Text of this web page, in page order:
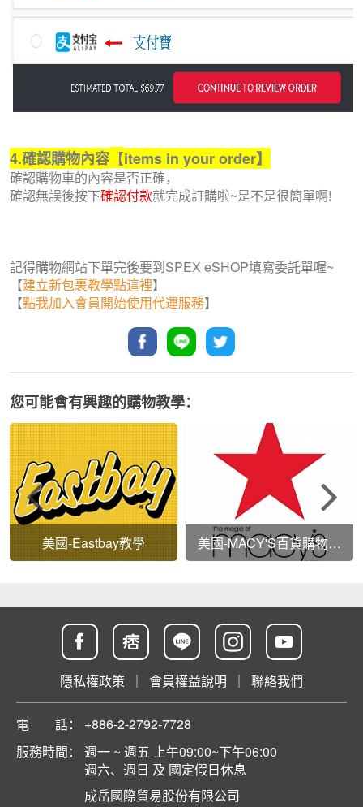
4.確認購物內容 【items in your order】
確認購物車的內容是否正確，
確認無誤後按下確認付款就完成訂購啦~是不是很簡單啊!
記得購物網站下單完後要到SPEX eSHOP填寫委託單喔~
【建立新包裹教學點這裡】
【點我加入會員開始使用代運服務】
您可能會有興趣的購物教學：
美國-Eastbay教學
美國-MACY'S百貨購物教
隱私權政策 ｜ 會員權益說明 ｜ 聯絡我們
電 話：
+886-2-2792-7728
服務時間：
週一 ~ 週五 上午09:00~下午06:00
週六、週日 及 國定假日休息
成岳國際貿易股份有限公司